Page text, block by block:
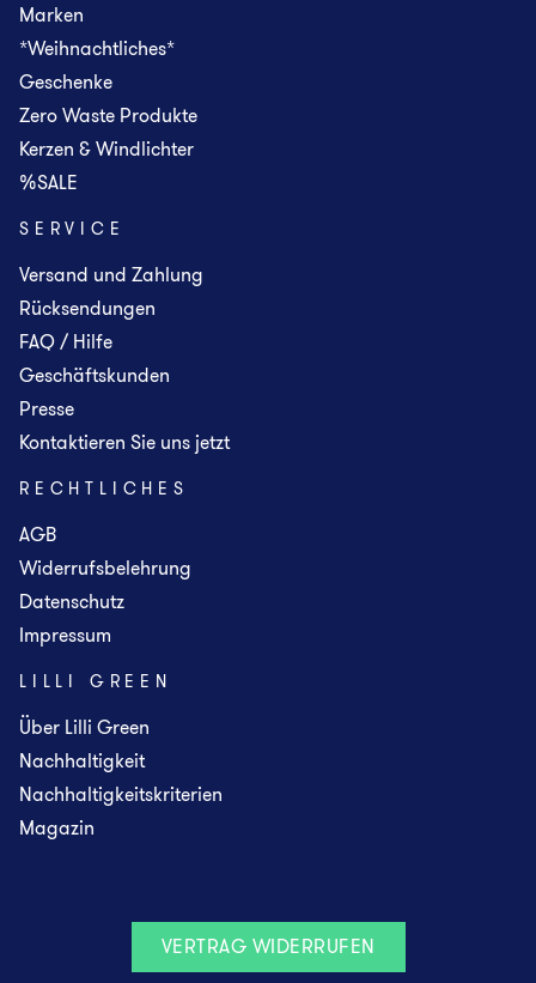
Marken
*Weihnachtliches*
Geschenke
Zero Waste Produkte
Kerzen & Windlichter
%SALE
SERVICE
Versand und Zahlung
Rücksendungen
FAQ / Hilfe
Geschäftskunden
Presse
Kontaktieren Sie uns jetzt
RECHTLICHES
AGB
Widerrufsbelehrung
Datenschutz
Impressum
LILLI GREEN
Über Lilli Green
Nachhaltigkeit
Nachhaltigkeitskriterien
Magazin
VERTRAG WIDERRUFEN